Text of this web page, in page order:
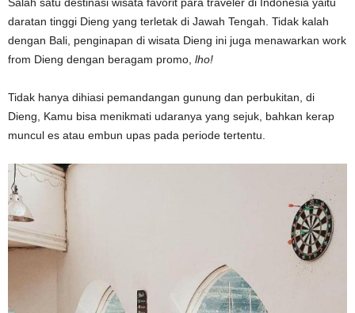
Salah satu destinasi wisata favorit para traveler di Indonesia yaitu
daratan tinggi Dieng yang terletak di Jawah Tengah. Tidak kalah
dengan Bali, penginapan di wisata Dieng ini juga menawarkan work
from Dieng dengan beragam promo, lho!
Tidak hanya dihiasi pemandangan gunung dan perbukitan, di
Dieng, Kamu bisa menikmati udaranya yang sejuk, bahkan kerap
muncul es atau embun upas pada periode tertentu.